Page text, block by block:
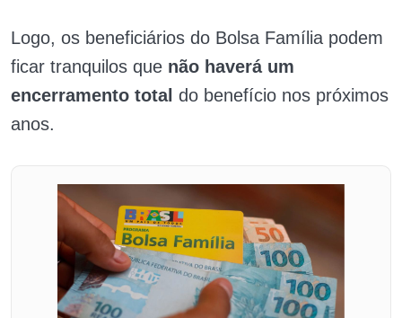
Logo, os beneficiários do Bolsa Família podem
ficar tranquilos que não haverá um
encerramento total do benefício nos próximos
anos.